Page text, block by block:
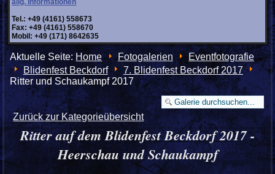
allg. Informationen
Tel.: +49 (4161) 558673
Fax: +49 (4161) 558670
Mobil: +49 (171) 8642635
Aktuelle Seite:Home Fotogalerien
Eventfotografie
Blidenfest Beckdorf
7. Blidenfest Beckdorf 2017
Ritter und Schaukampf 2017
Zurück zur Kategorieübersicht
Ritter auf dem Blidenfest Beckdorf 2017 -
Heerschau und Schaukampf